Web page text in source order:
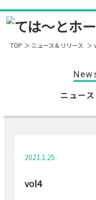
TOP ニュース＆リリース
ニュー
2021.1.25
vol4